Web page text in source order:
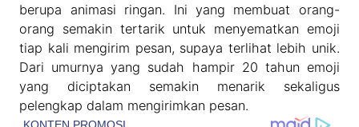
berupa animasi ringan. Ini yang membuat orang-
orang semakin tertarik untuk menyematkan emoji
tiap kali mengirim pesan, supaya terlihat lebih unik.
Dari umurnya yang sudah hampir 20 tahun emoji
yang diciptakan semakin menarik sekaligus
pelengkap dalam mengirimkan pesan.